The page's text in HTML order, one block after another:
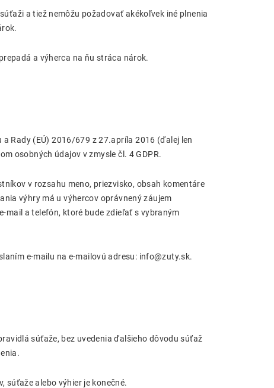
a tiež nemôžu požadovať akékoľvek iné plnenia
a výherca na ňu stráca nárok.
Rady (EÚ) 2016/679 z 27.apríla 2016 (ďalej len
osobných údajov v zmysle čl. 4 GDPR.
v rozsahu meno, priezvisko, obsah komentáre
výhry má u výhercov oprávnený záujem
mail a telefón, ktoré bude zdieľať s vybraným
e-mailu na e-mailovú adresu: info@zuty.sk.
súťaže, bez uvedenia ďalšieho dôvodu súťaž
súťaže alebo výhier je konečné.